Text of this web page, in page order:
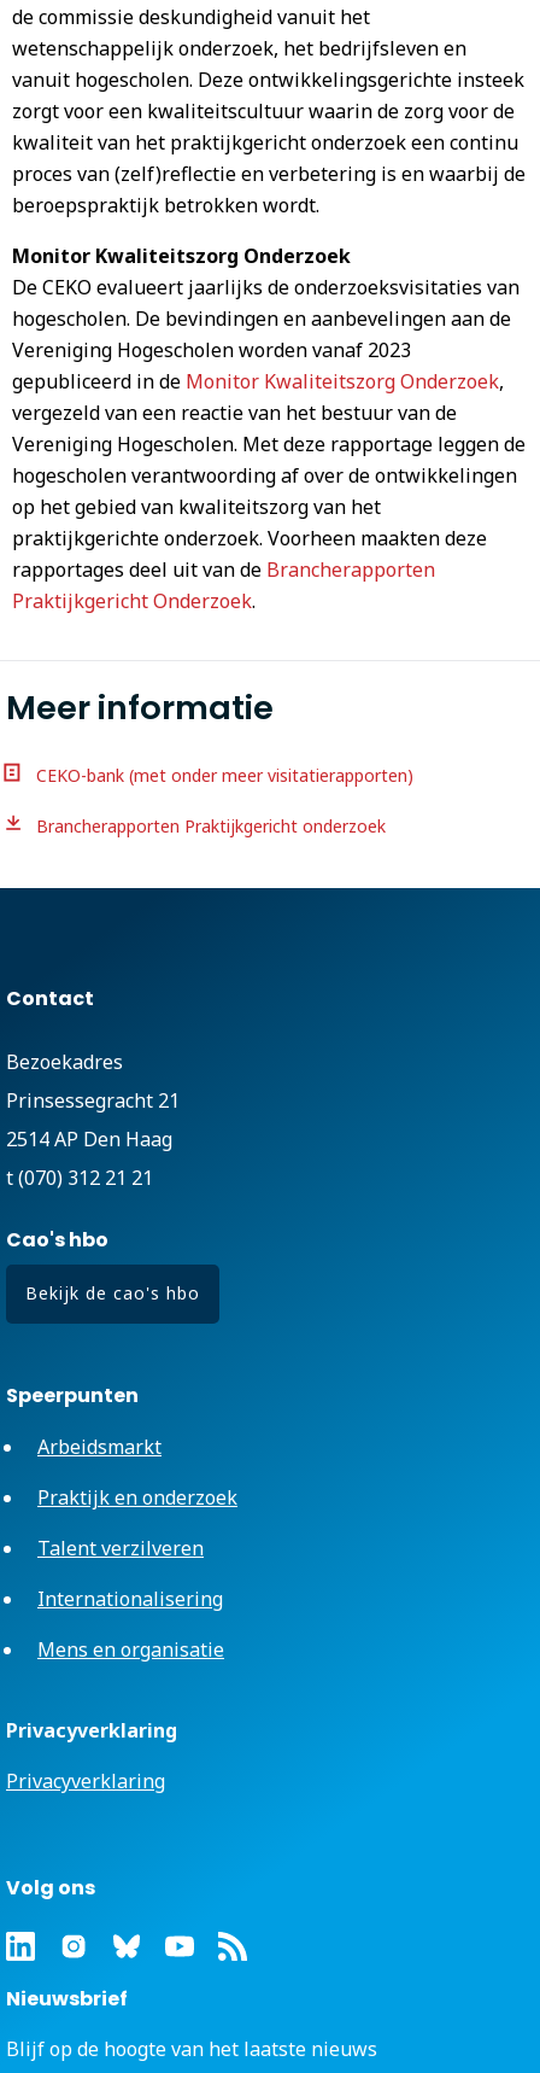
de commissie deskundigheid vanuit het
wetenschappelijk onderzoek, het bedrijfsleven en
vanuit hogescholen. Deze ontwikkelingsgerichte insteek
zorgt voor een kwaliteitscultuur waarin de zorg voor de
kwaliteit van het praktijkgericht onderzoek een continu
proces van (zelf)reflectie en verbetering is en waarbij de
beroepspraktijk betrokken wordt.
Monitor Kwaliteitszorg Onderzoek
De CEKO evalueert jaarlijks de onderzoeksvisitaties van
hogescholen. De bevindingen en aanbevelingen aan de
Vereniging Hogescholen worden vanaf 2023
gepubliceerd in de Monitor Kwaliteitszorg Onderzoek,
vergezeld van een reactie van het bestuur van de
Vereniging Hogescholen. Met deze rapportage leggen de
hogescholen verantwoording af over de ontwikkelingen
op het gebied van kwaliteitszorg van het
praktijkgerichte onderzoek. Voorheen maakten deze
rapportages deel uit van de Brancherapporten
Praktijkgericht Onderzoek.
Meer informatie
CEKO-bank (met onder meer visitatierapporten)
Brancherapporten Praktijkgericht onderzoek
Contact
Bezoekadres
Prinsessegracht 21
2514 AP Den Haag
t (070) 312 21 21
Cao's hbo
Bekijk de cao's hbo
Speerpunten
Arbeidsmarkt
Praktijk en onderzoek
Talent verzilveren
Internationalisering
Mens en organisatie
Privacyverklaring
Privacyverklaring
Volg ons
Nieuwsbrief
Blijf op de hoogte van het laatste nieuws